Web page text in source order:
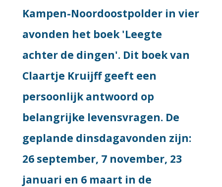
Kampen-Noordoostpolder in vier
avonden het boek 'Leegte
achter de dingen'. Dit boek van
Claartje Kruijff geeft een
persoonlijk antwoord op
belangrijke levensvragen. De
geplande dinsdagavonden zijn:
26 september, 7 november, 23
januari en 6 maart in de